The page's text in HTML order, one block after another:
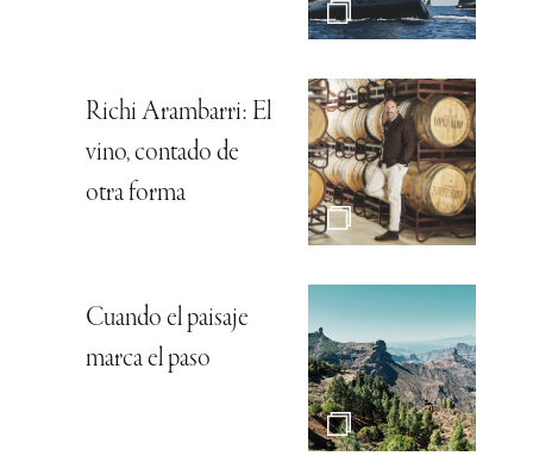
Richi Arambarri: El
vino, contado de
otra forma
Cuando el paisaje
marca el paso